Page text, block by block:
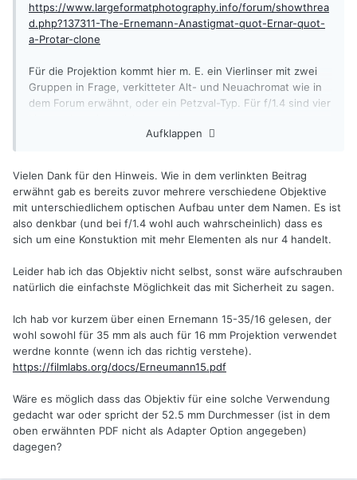
https://www.largeformatphotography.info/forum/showthrea
d.php?137311-The-Ernemann-Anastigmat-quot-Ernar-quot-
a-Protar-clone
Für die Projektion kommt hier m. E. ein Vierlinser mit zwei
Gruppen in Frage, verkitteter Alt- und Neuachromat wie in
dem Forum erwähnt, oder ein Petzval-Typ. Für f/1.4 sind vier
Aufklappen
Vielen Dank für den Hinweis. Wie in dem verlinkten Beitrag
erwähnt gab es bereits zuvor mehrere verschiedene Objektive
mit unterschiedlichem optischen Aufbau unter dem Namen. Es ist
also denkbar (und bei f/1.4 wohl auch wahrscheinlich) dass es
sich um eine Konstuktion mit mehr Elementen als nur 4 handelt.
Leider hab ich das Objektiv nicht selbst, sonst wäre aufschrauben
natürlich die einfachste Möglichkeit das mit Sicherheit zu sagen.
Ich hab vor kurzem über einen Ernemann 15-35/16 gelesen, der
wohl sowohl für 35 mm als auch für 16 mm Projektion verwendet
werdne konnte (wenn ich das richtig verstehe).
https://filmlabs.org/docs/Erneumann15.pdf
Wäre es möglich dass das Objektiv für eine solche Verwendung
gedacht war oder spricht der 52.5 mm Durchmesser (ist in dem
oben erwähnten PDF nicht als Adapter Option angegeben)
dagegen?